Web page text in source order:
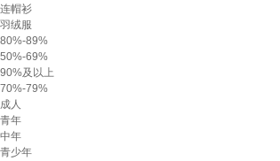
连帽衫
羽绒服
80%-89%
50%-69%
90%及以上
70%-79%
成人
青年
中年
青少年